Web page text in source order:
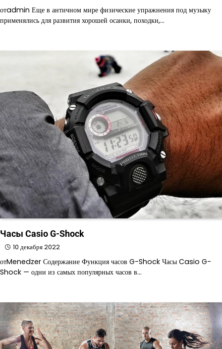
отadmin Еще в античном мире физические упражнения под музыку
применялись для развития хорошей осанки, походки,…
Часы Casio G-Shock
10 декабря 2022
отMenedzer Содержание Функция часов G-Shock Часы Casio G-
Shock — одни из самых популярных часов в…